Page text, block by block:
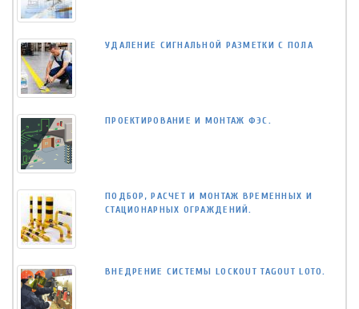
УДАЛЕНИЕ СИГНАЛЬНОЙ РАЗМЕТКИ С ПОЛА
ПРОЕКТИРОВАНИЕ И МОНТАЖ ФЭС.
ПОДБОР, РАСЧЕТ И МОНТАЖ ВРЕМЕННЫХ И
СТАЦИОНАРНЫХ ОГРАЖДЕНИЙ.
ВНЕДРЕНИЕ СИСТЕМЫ LOCKOUT TAGOUT LOTO.